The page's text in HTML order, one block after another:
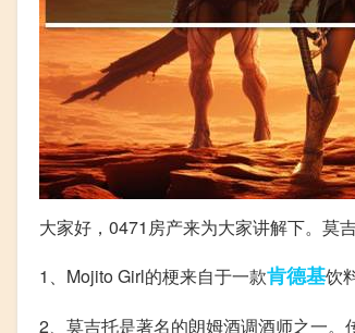
大家好，0471房产来为大家讲解下。莫
1、Mojito Girl的梗来自于一款肯德基饮
2、莫吉托是著名的朗姆酒调酒师之一